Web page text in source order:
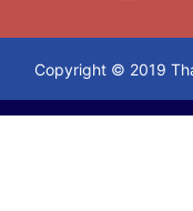
Copyright © 2019